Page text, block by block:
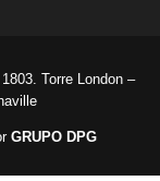
Torre London –
GRUPO DPG